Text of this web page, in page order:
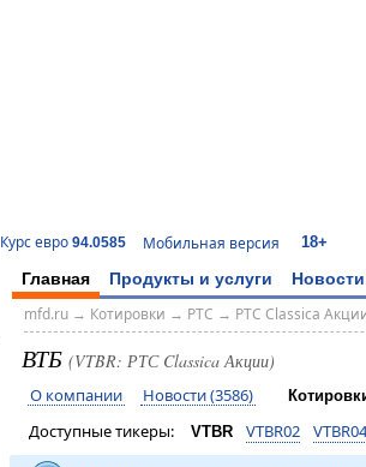
Курс евро 94.0585 Мобильная версия 18+
Главная Продукты и услуги Новости
mfd.ru→ Котировки → РТС → РТС Classica
ВТБ (VTBR: РТС Classica Акции)
О компании Новости (3586)
Доступные тикеры: VTBR VTBR02 VTBR04